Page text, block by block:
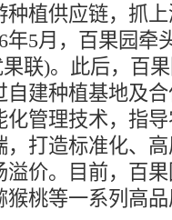
植供应链，抓上
年5月，百果园牵
联)。此后，百
建种植基地及
化管理技术，指
打造标准化、
价。目前，百
桃等一系列高